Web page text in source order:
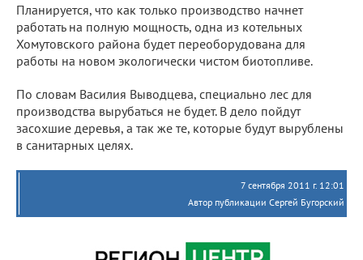
Планируется, что как только производство начнет
работать на полную мощность, одна из котельных
Хомутовского района будет переоборудована для
работы на новом экологически чистом биотопливе.
По словам Василия Выводцева, специально лес для
производства вырубаться не будет. В дело пойдут
засохшие деревья, а так же те, которые будут вырублены
в санитарных целях.
7 сентября 2011 г. 12:01
Автор публикации Сергей Бугорский